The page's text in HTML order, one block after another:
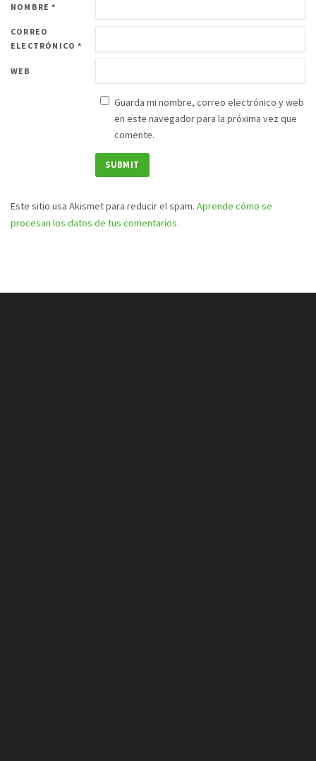
NOMBRE*
CORREO
ELECTRÓNICO*
WEB
Guarda mi nombre, correo electrónico y web
en este navegador para la próxima vez que
comente.
Este sitio usa Akismet para reducir el spam. Aprende cómo se
procesan los datos de tus comentarios.